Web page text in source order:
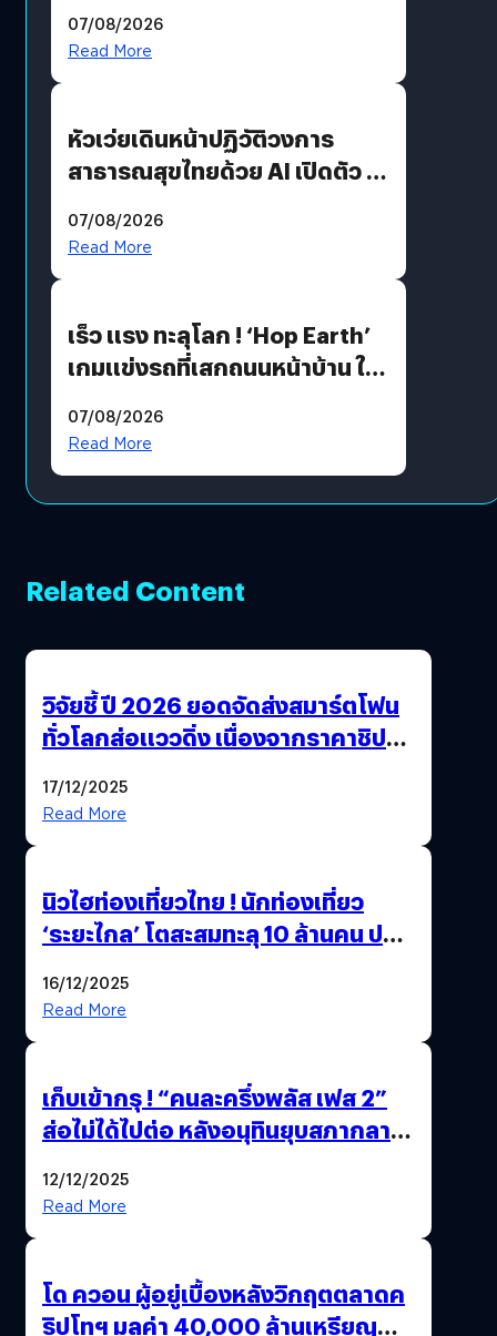
โดยตรง
07/08/2026
Read More
หัวเว่ยเดินหน้าปฏิวัติวงการ
สาธารณสุขไทยด้วย AI เปิดตัว 4
AI เพื่อการแพทย์ในประเทศไทย
07/08/2026
Read More
เร็ว แรง ทะลุโลก ! ‘Hop Earth’
เกมแข่งรถที่เสกถนนหน้าบ้าน ให้
07/08/2026
Read More
Related Content
วิจัยชี้ ปี 2026 ยอดจัดส่งสมาร์ตโฟน
ทั่วโลกส่อแววดิ่ง เนื่องจากราคาชิป
17/12/2025
Read More
นิวไฮท่องเที่ยวไทย ! นักท่องเที่ยว
‘ระยะไกล’ โตสะสมทะลุ 10 ล้านคน ปลุก
11.66 ล้านคน
16/12/2025
Read More
เก็บเข้ากรุ ! “คนละครึ่งพลัส เฟส 2”
ส่อไม่ได้ไปต่อ หลังอนุทินยุบสภากลาย
15 ธ.ค. นี้
12/12/2025
Read More
โด ควอน ผู้อยู่เบื้องหลังวิกฤตตลาดค
ริปโทฯ มูลค่า 40,000 ล้านเหรียญ